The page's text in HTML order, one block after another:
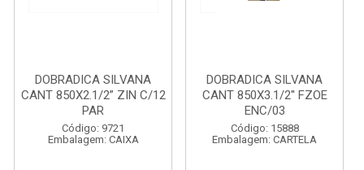
DOBRADICA SILVANA
CANT 850X2.1/2” ZIN C/12
PAR
Código: 9721
Embalagem: CAIXA
DOBRADICA SILVANA
CANT 850X3.1/2'' FZOE
ENC/03
Código: 15888
Embalagem: CARTELA